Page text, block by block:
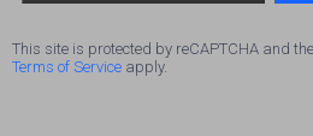
This site is protected by reCAPTCHA and
Terms of Service apply.